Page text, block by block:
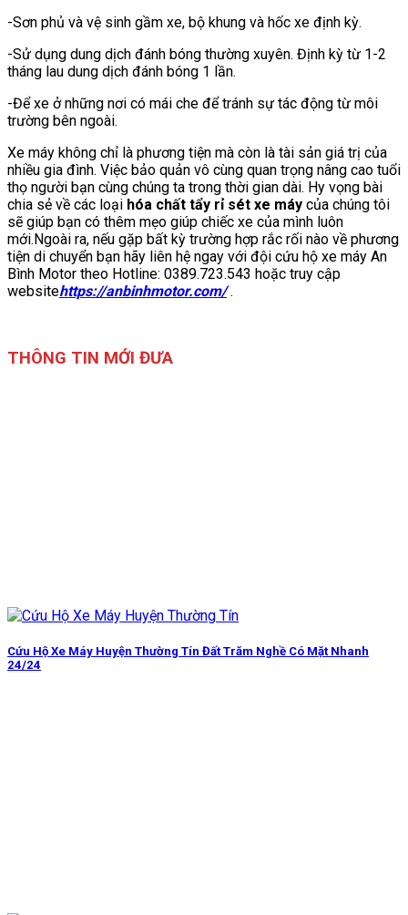
-Sơn phủ và vệ sinh gầm xe, bộ khung và hốc xe định kỳ.
-Sử dụng dung dịch đánh bóng thường xuyên. Định kỳ từ 1-2
tháng lau dung dịch đánh bóng 1 lần.
-Để xe ở những nơi có mái che để tránh sự tác động từ môi
trường bên ngoài.
Xe máy không chỉ là phương tiện mà còn là tài sản giá trị của
nhiều gia đình. Việc bảo quản vô cùng quan trọng nâng cao tuổi
thọ người bạn cùng chúng ta trong thời gian dài. Hy vọng bài
chia sẻ về các loại hóa chất tẩy rỉ sét xe máy của chúng tôi
sẽ giúp bạn có thêm mẹo giúp chiếc xe của mình luôn
mới.Ngoài ra, nếu gặp bất kỳ trường hợp rắc rối nào về phương
tiện di chuyển bạn hãy liên hệ ngay với đội cứu hộ xe máy An
Bình Motor theo Hotline: 0389.723.543 hoặc truy cập
websitehttps://anbinhmotor.com/.
THÔNG TIN MỚI ĐƯA
Cứu Hộ Xe Máy Huyện Thường Tín Đất Trăm Nghề Có Mặt Nhanh
24/24